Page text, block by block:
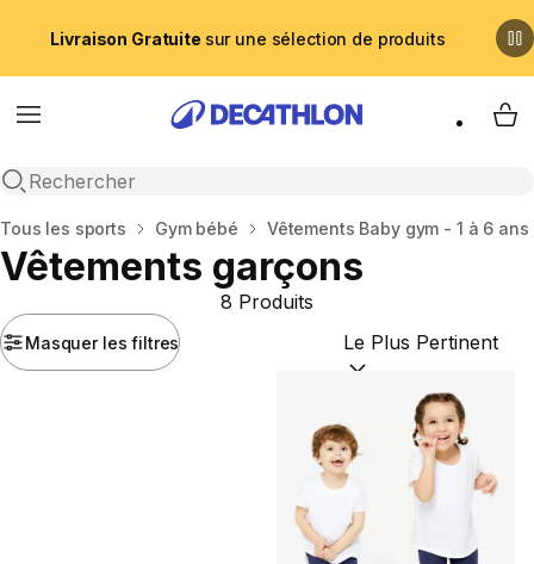
Livraison Gratuite sur une sélection de produits
Menu
Recherche ouverte
My
Accueil
Tous les sports Gym bébé Vêtements Baby gym - 1 à 6 ans
Vêtements garçons
Masquer les filtres
8 Produits
Trier par :(optional)